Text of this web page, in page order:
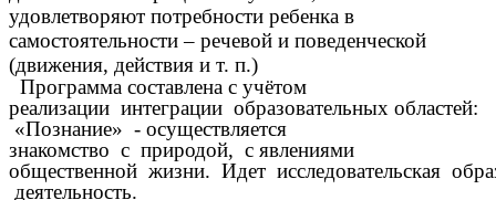
удовлетворяют потребности ребенка в
самостоятельности – речевой и поведенческой
(движения, действия и т. п.)
Программа составлена с учётом
реализации интеграции образовательных областей:
«Познание» - осуществляется
знакомство с природой, с явлениями
общественной жизни. Идет исследовательская
деятельность.